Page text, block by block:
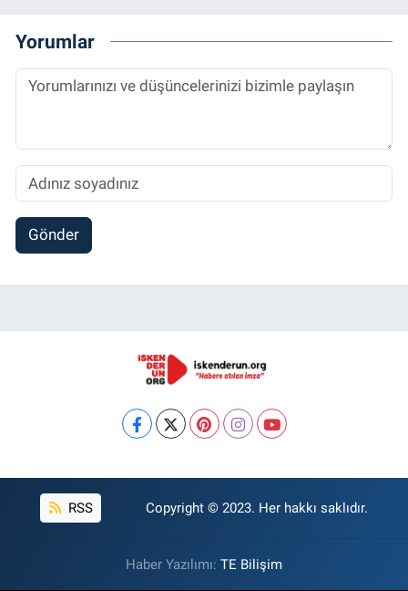
Yorumlar
Gönder
RSS Copyright © 2023. Her hakkı saklıdır.
Haber Yazılımı: TE Bilişim